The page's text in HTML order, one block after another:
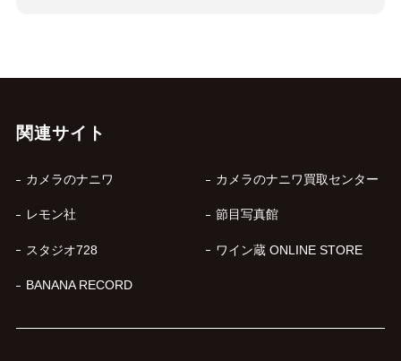
関連サイト
カメラのナニワ カメラのナニワ買取センター
レモン社 節目写真館
スタジオ728 ワイン蔵 ONLINE STORE
BANANA RECORD